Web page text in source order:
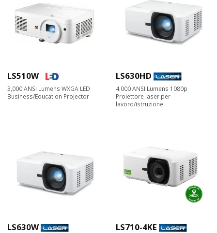
LS510W
3,000 ANSI Lumens WXGA LED
Business/Education Projector​
LS630HD
4.000 ANSI Lumens 1080p
Proiettore laser per
lavoro/istruzione
LS630W LS710-4KE